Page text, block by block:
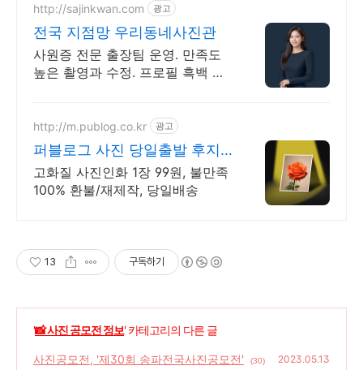
http://sajinkwan.com 광고
전국 지점망 우리동네사진관
사원증 전문 출장팀 운영. 만족도
높은 촬영과 수정. 프로필 흑백 상
http://m.publog.co.kr 광고
퍼블로그 사진 당일출발 후지
필름 최고급 인화지
고화질 사진인화 1장 99원, 불만족
100% 환불/재제작, 당일배송
13 구독하기
'📸 사진 공모전 정보' 카테고리의 다른 글
사진공모전, '제30회 송파전국사진공모전' (30) 2023.05.13